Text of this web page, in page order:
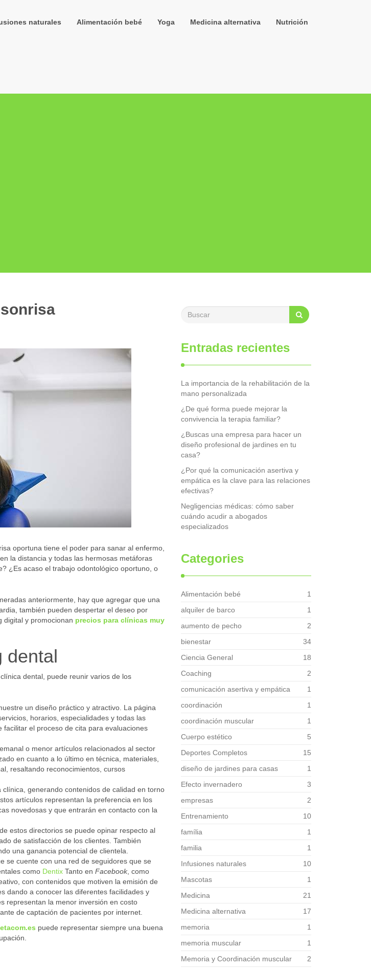
naturales Alimentación bebé Yoga Medicina alternativa Nutrición
oportuna tiene el poder para sanar al enfermo,
la distancia y todas las hermosas metáforas
¿Es acaso el trabajo odontológico oportuno, o
anteriormente, hay que agregar que una
también pueden despertar el deseo por
digital y promocionan precios para clínicas muy
dental
dental, puede reunir varios de los
un diseño práctico y atractivo. La página
horarios, especialidades y todas las
el proceso de cita para evaluaciones
o menor artículos relacionados al sector
en cuanto a lo último en técnica, materiales,
resaltando reconocimientos, cursos
clínica, generando contenidos de calidad en torno
artículos representan la preferencia en los
novedosas y que entrarán en contacto con la
de estos directorios se puede opinar respecto al
de satisfacción de los clientes. También
una ganancia potencial de clientela.
se cuente con una red de seguidores que se
como Dentix Tanto en Facebook, como
con contenidos que motiven la emisión de
dando a conocer las diferentes facilidades y
representan la menor inversión en costo
de captación de pacientes por internet.
puede representar siempre una buena
Entradas recientes
La importancia de la rehabilitación de la
mano personalizada
¿De qué forma puede mejorar la
convivencia la terapia familiar?
¿Buscas una empresa para hacer un
diseño profesional de jardines en tu
casa?
¿Por qué la comunicación asertiva y
empática es la clave para las relaciones
efectivas?
Negligencias médicas: cómo saber
cuándo acudir a abogados
especializados
Categories
Alimentación bebé
1
alquiler de barco
1
aumento de pecho
2
bienestar
34
Ciencia General
18
Coaching
2
comunicación asertiva y empática
1
coordinación
1
coordinación muscular
1
Cuerpo estético
5
Deportes Completos
15
diseño de jardines para casas
1
Efecto invernadero
3
empresas
2
Entrenamiento
10
família
1
familia
1
Infusiones naturales
10
Mascotas
1
Medicina
21
Medicina alternativa
17
memoria
1
memoria muscular
1
Memoria y Coordinación muscular
2